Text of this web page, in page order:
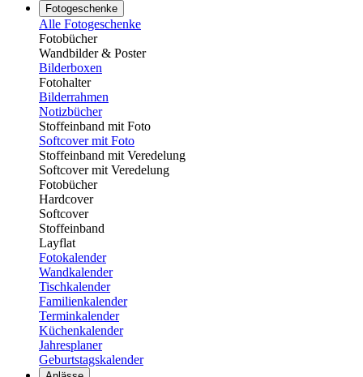
Fotogeschenke
Alle Fotogeschenke
Fotobücher
Wandbilder & Poster
Bilderboxen
Fotohalter
Bilderrahmen
Notizbücher
Stoffeinband mit Foto
Softcover mit Foto
Stoffeinband mit Veredelung
Softcover mit Veredelung
Fotobücher
Hardcover
Softcover
Stoffeinband
Layflat
Fotokalender
Wandkalender
Tischkalender
Familienkalender
Terminkalender
Küchenkalender
Jahresplaner
Geburtstagskalender